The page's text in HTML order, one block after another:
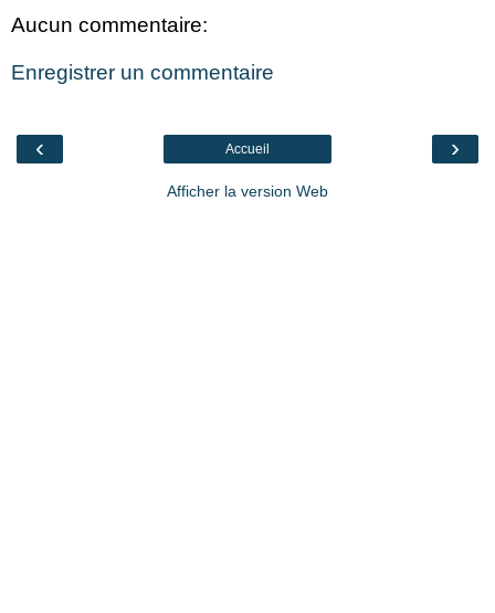
Aucun commentaire:
Enregistrer un commentaire
‹ ›
Accueil
Afficher la version Web